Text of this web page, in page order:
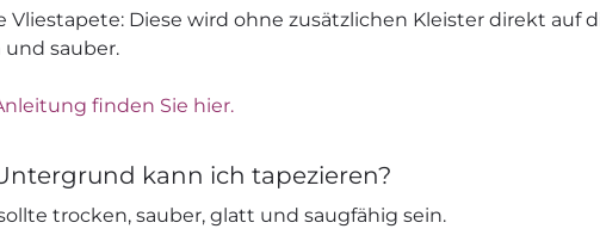
Vliestapete: Diese wird ohne zusätzlichen Kleister direkt auf
sauber.
finden Sie hier.
kann ich tapezieren?
trocken, sauber, glatt und saugfähig sein.